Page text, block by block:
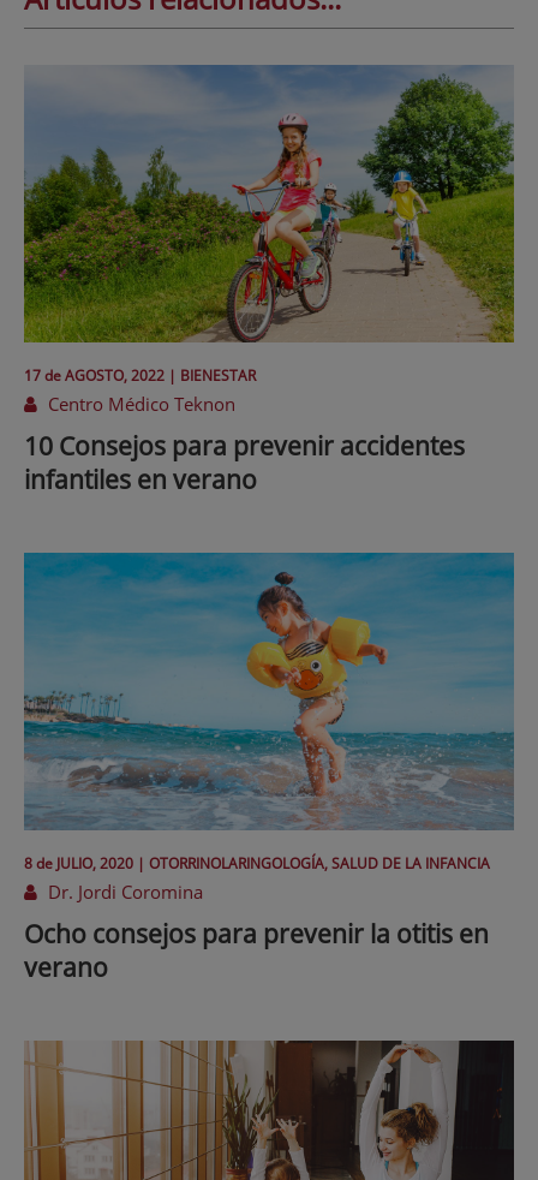
17 deAGOSTO, 2022 | BIENESTAR
Centro Médico Teknon
10 Consejos para prevenir accidentes
infantiles en verano
8 de JULIO, 2020 | OTORRINOLARINGOLOGÍA, SALUD DE LA INFANCIA
Dr. Jordi Coromina
Ocho consejos para prevenir la otitis en
verano